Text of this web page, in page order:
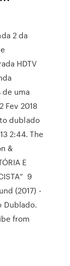
2 da
HDTV
uma
Fev 2018
dublado
2:44. The
&
E
9
(2017) -
Dublado.
from